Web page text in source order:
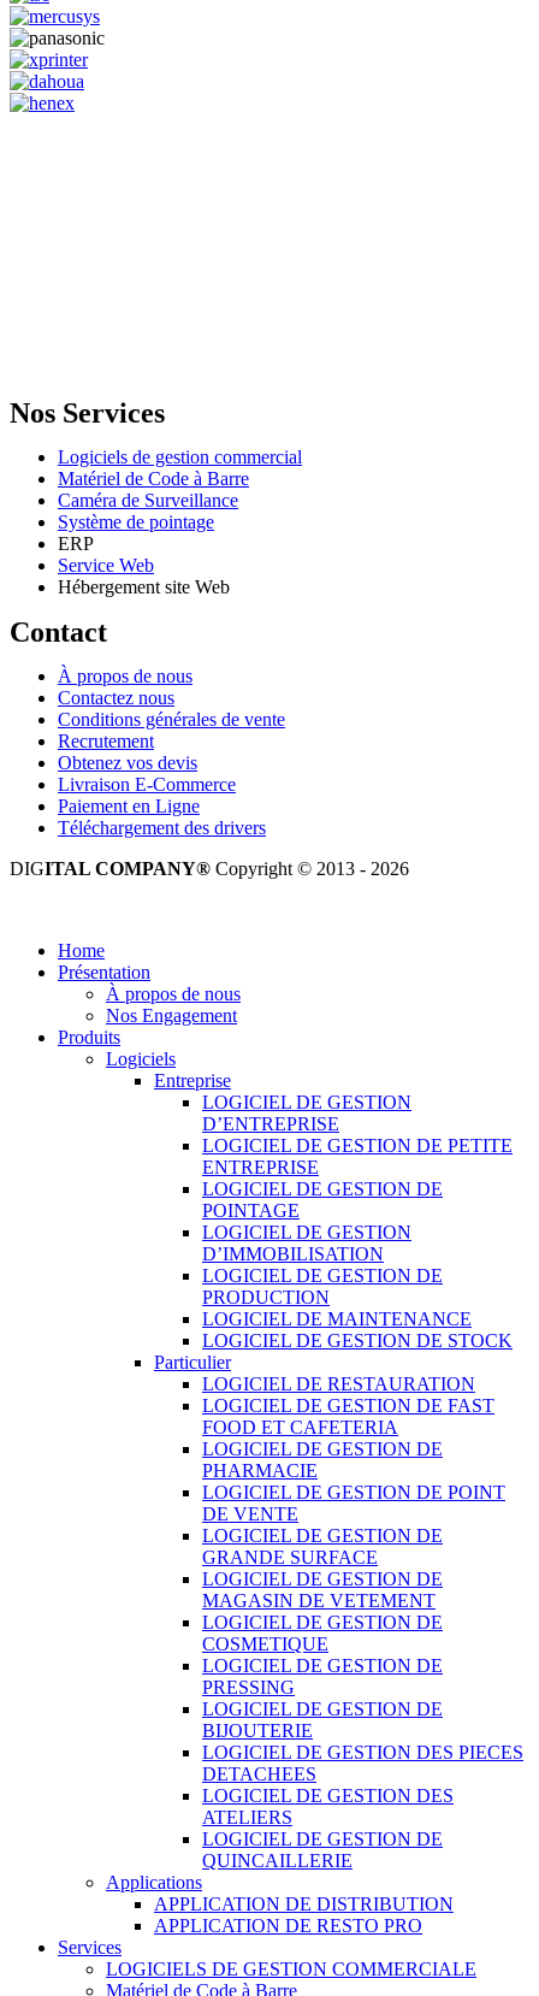
Nos Services
Logiciels de gestion commercial
Matériel de Code à Barre
Caméra de Surveillance
Système de pointage
ERP
Service Web
Hébergement site Web
Contact
À propos de nous
Contactez nous
Conditions générales de vente
Recrutement
Obtenez vos devis
Livraison E-Commerce
Paiement en Ligne
Téléchargement des drivers
DIGITAL COMPANY® Copyright © 2013 - 2026
Home
Présentation
À propos de nous
Nos Engagement
Produits
Logiciels
Entreprise
LOGICIEL DE GESTION
D’ENTREPRISE
LOGICIEL DE GESTION DE PETITE
ENTREPRISE
LOGICIEL DE GESTION DE
POINTAGE
LOGICIEL DE GESTION
D’IMMOBILISATION
LOGICIEL DE GESTION DE
PRODUCTION
LOGICIEL DE MAINTENANCE
LOGICIEL DE GESTION DE STOCK
Particulier
LOGICIEL DE RESTAURATION
LOGICIEL DE GESTION DE FAST
FOOD ET CAFETERIA
LOGICIEL DE GESTION DE
PHARMACIE
LOGICIEL DE GESTION DE POINT
DE VENTE
LOGICIEL DE GESTION DE
GRANDE SURFACE
LOGICIEL DE GESTION DE
MAGASIN DE VETEMENT
LOGICIEL DE GESTION DE
COSMETIQUE
LOGICIEL DE GESTION DE
PRESSING
LOGICIEL DE GESTION DE
BIJOUTERIE
LOGICIEL DE GESTION DES PIECES
DETACHEES
LOGICIEL DE GESTION DES
ATELIERS
LOGICIEL DE GESTION DE
QUINCAILLERIE
Applications
APPLICATION DE DISTRIBUTION
APPLICATION DE RESTO PRO
Services
LOGICIELS DE GESTION COMMERCIALE
Matériel de Code à Barre